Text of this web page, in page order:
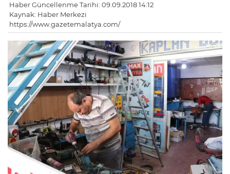
Haber Güncellenme Tarihi: 09.09.2018 14:12
Kaynak: Haber Merkezi
https://www.gazetemalatya.com/